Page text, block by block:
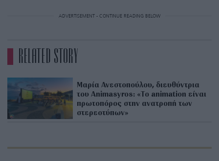
ADVERTISEMENT - CONTINUE READING BELOW
RELATED STORY
Μαρία Ανεστοπούλου, διευθύντρια
του Animasyros: «Το animation είναι
πρωτοπόρος στην ανατροπή των
στερεοτύπων»